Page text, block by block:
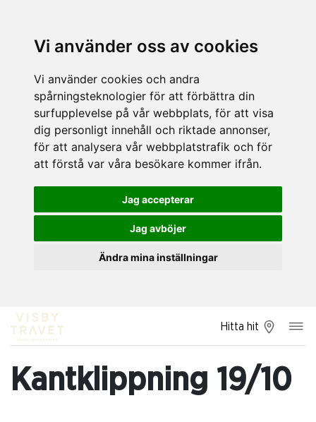
Vi använder oss av cookies
Vi använder cookies och andra
spårningsteknologier för att förbättra din
surfupplevelse på vår webbplats, för att visa
dig personligt innehåll och riktade annonser,
för att analysera vår webbplatstrafik och för
att förstå var våra besökare kommer ifrån.
Jag accepterar
Jag avböjer
Ändra mina inställningar
Hitta hit
Kantklippning 19/10